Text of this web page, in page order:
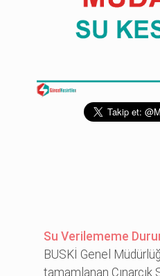
Su Verilememe
BUSKİ Genel
tamamlanan Çınarcık